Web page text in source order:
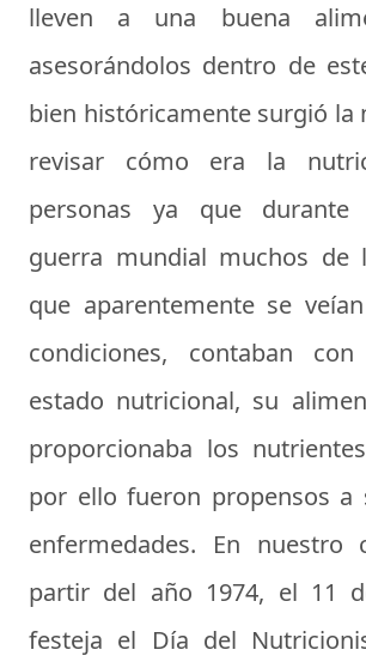
lleven a una buena
asesorándolos dentro de
bien históricamente surgió la
revisar cómo era la
personas ya que durante
guerra mundial muchos de
que aparentemente se
condiciones, contaban
estado nutricional, su
proporcionaba los
por ello fueron propensos a
enfermedades. En nuestro
partir del año 1974, el 11
festeja el Día del